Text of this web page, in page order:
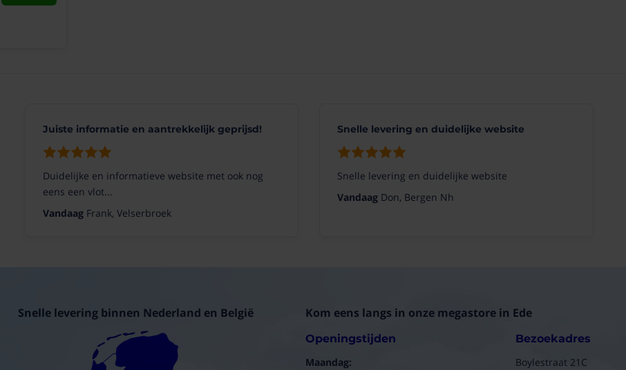
Juiste informatie en aantrekkelijk geprijsd!
Duidelijke en informatieve website met ook nog
eens een vlot...
VandaagFrank, Velserbroek
Snelle levering en duidelijke website
Snelle levering en duidelijke website
Vandaag Don, Bergen Nh
Snelle levering binnen Nederland en België Kom eens langs in onze megastore in Ede
Openingstijden
Maandag:
Bezoekadres
Boylestraat 21C